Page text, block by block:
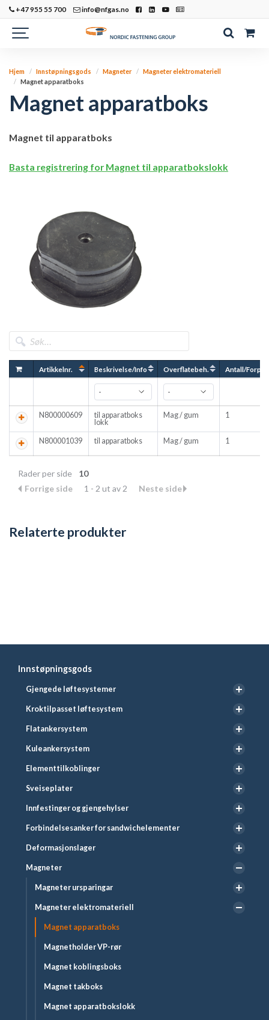
+47 955 55 700 info@nfgas.no
Innstøpningsgods
Gjengede løftesystemer
Kroktilpasset løftesystem
Flatankersystem
Kuleankersystem
Elementtilkoblinger
Sveiseplater
Innfestinger og gjengehylser
Forbindelsesanker for sandwichelementer
Deformasjonslager
Magneter
Magneter ursparingar
Magneter elektromateriell
Magnet apparatboks
Magnetholder VP-rør
Magnet koblingsboks
Magnet takboks
Magnet apparatbokslokk
Hjem Innstøpningsgods Magneter
Magneter elektromateriell
Magnet apparatboks
Magnet apparatboks
Magnet til apparatboks
Basta registrering for Magnet til apparatbokslokk
Artikkelnr. Beskrivelse/Info Overflatebeh. Antall/
N800000609
til apparatboks
lokk
Mag / gum 1
N800001039 til apparatboks Mag / gum 1
Rader per side
10
Forrige side
1 - 2 ut av 2 Neste side
Relaterte produkter